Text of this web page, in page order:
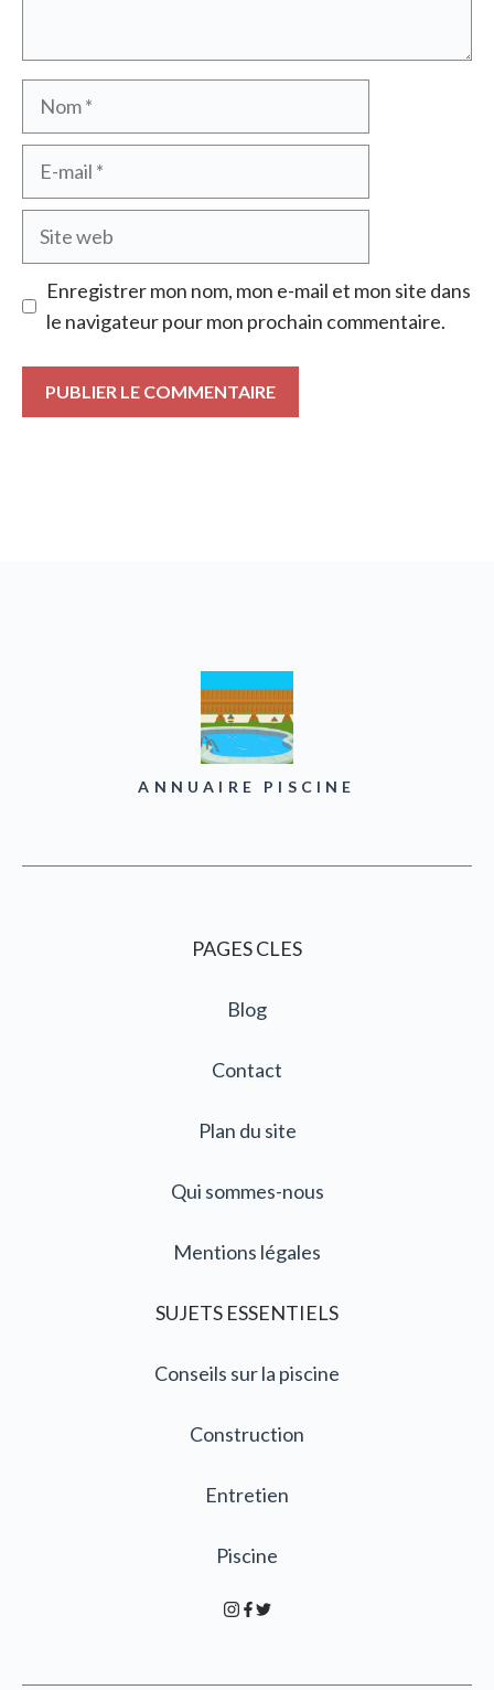
Nom
Site
Enregistrer mon nom, mon e-mail et mon site dans
le navigateur pour mon prochain commentaire.
ANNUAIRE PISCINE
PAGES CLES
Blog
Contact
Plan du site
Qui sommes-nous
Mentions légales
SUJETS ESSENTIELS
Conseils sur la piscine
Construction
Entretien
Piscine